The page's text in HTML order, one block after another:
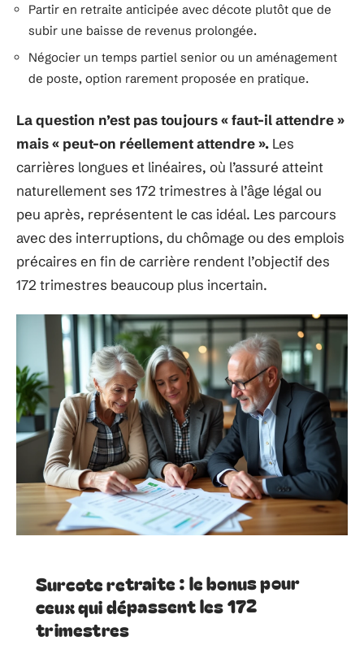
Partir en retraite anticipée avec décote plutôt que de
subir une baisse de revenus prolongée.
Négocier un temps partiel senior ou un aménagement
de poste, option rarement proposée en pratique.
La question n’est pas toujours « faut-il attendre »
mais « peut-on réellement attendre ». Les
carrières longues et linéaires, où l’assuré atteint
naturellement ses 172 trimestres à l’âge légal ou
peu après, représentent le cas idéal. Les parcours
avec des interruptions, du chômage ou des emplois
précaires en fin de carrière rendent l’objectif des
172 trimestres beaucoup plus incertain.
Surcote retraite : le bonus pour
ceux qui dépassent les 172
trimestres